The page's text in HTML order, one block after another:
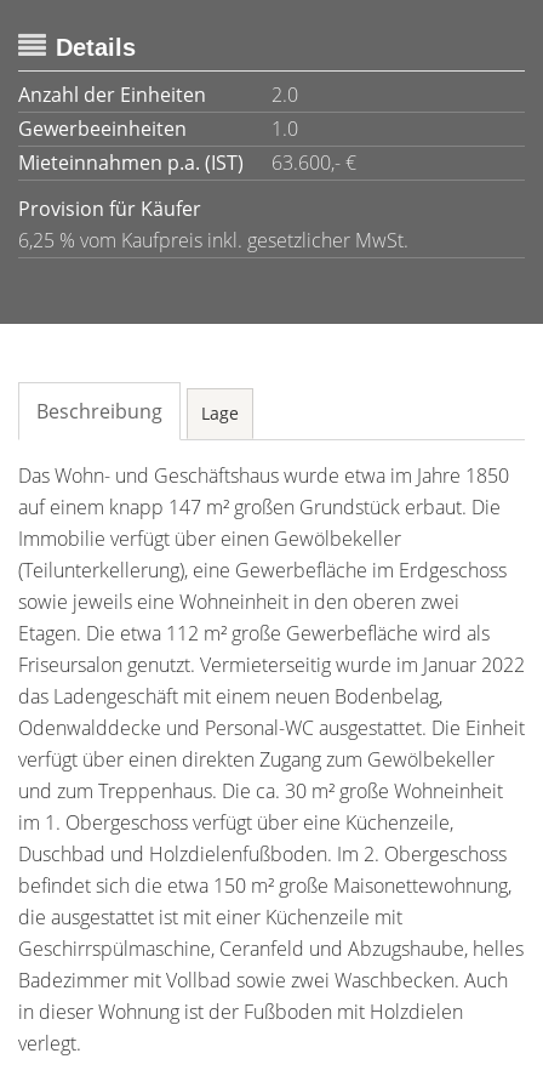
Details
Anzahl der Einheiten
2.0
Gewerbeeinheiten
1.0
Mieteinnahmen p.a. (IST)
63.600,- €
Provision für Käufer
6,25 % vom Kaufpreis inkl. gesetzlicher MwSt.
Beschreibung Lage
Das Wohn- und Geschäftshaus wurde etwa im Jahre 1850
auf einem knapp 147 m² großen Grundstück erbaut. Die
Immobilie verfügt über einen Gewölbekeller
(Teilunterkellerung), eine Gewerbefläche im Erdgeschoss
sowie jeweils eine Wohneinheit in den oberen zwei
Etagen. Die etwa 112 m² große Gewerbefläche wird als
Friseursalon genutzt. Vermieterseitig wurde im Januar 2022
das Ladengeschäft mit einem neuen Bodenbelag,
Odenwalddecke und Personal-WC ausgestattet. Die Einheit
verfügt über einen direkten Zugang zum Gewölbekeller
und zum Treppenhaus. Die ca. 30 m² große Wohneinheit
im 1. Obergeschoss verfügt über eine Küchenzeile,
Duschbad und Holzdielenfußboden. Im 2. Obergeschoss
befindet sich die etwa 150 m² große Maisonettewohnung,
die ausgestattet ist mit einer Küchenzeile mit
Geschirrspülmaschine, Ceranfeld und Abzugshaube, helles
Badezimmer mit Vollbad sowie zwei Waschbecken. Auch
in dieser Wohnung ist der Fußboden mit Holzdielen
verlegt.